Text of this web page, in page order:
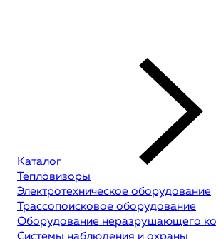
Каталог
Тепловизоры
Электротехническое оборудование
Трассопоисковое оборудование
Оборудование неразрушающего